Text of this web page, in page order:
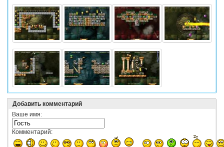
Добавить комментарий
Ваше имя:
Комментарий: